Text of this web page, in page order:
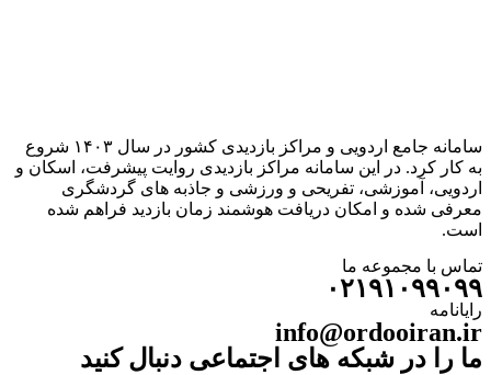
سامانه جامع اردویی و مراکز بازدیدی کشور در سال ۱۴۰۳ شروع
به کار کرد. در این سامانه مراکز بازدیدی روایت پیشرفت، اسکان و
اردویی، آموزشی، تفریحی و ورزشی و جاذبه های گردشگری
معرفی شده و امکان دریافت هوشمند زمان بازدید فراهم شده
است.
تماس با مجموعه ما
۰۲۱۹۱۰۹۹۰۹۹
رایانامه
info@ordooiran.ir
ما را در شبکه های اجتماعی دنبال کنید